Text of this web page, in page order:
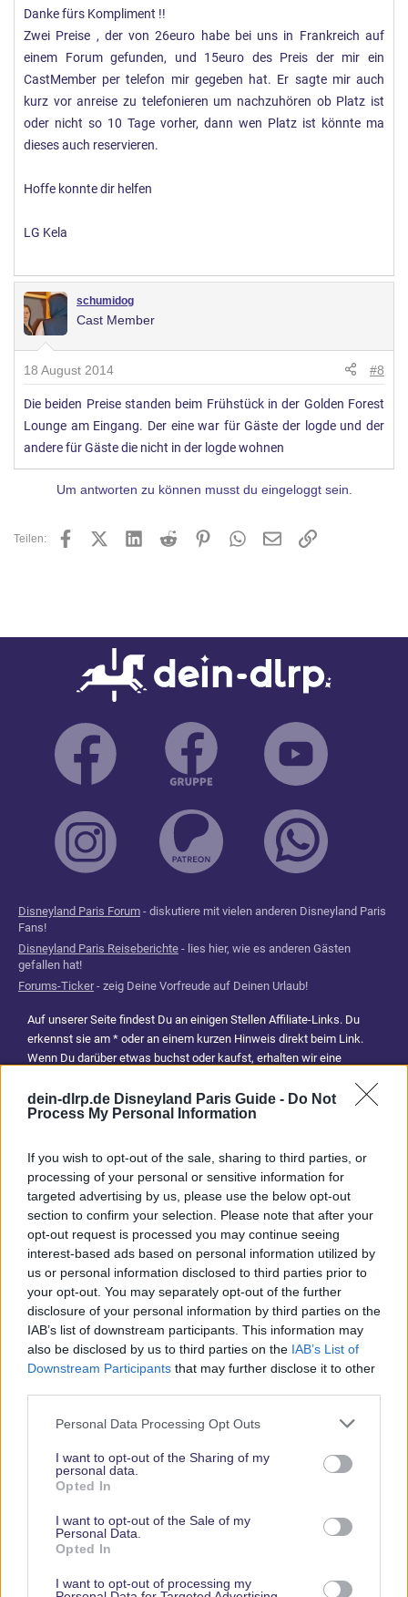
dein-dlrp.de Disneyland Paris Guide - Do Not
Process My Personal Information
If you wish to opt-out of the sale, sharing to third parties, or
processing of your personal or sensitive information for
targeted advertising by us, please use the below opt-out
section to confirm your selection. Please note that after your
opt-out request is processed you may continue seeing
interest-based ads based on personal information utilized by
us or personal information disclosed to third parties prior to
your opt-out. You may separately opt-out of the further
disclosure of your personal information by third parties on the
IAB’s list of downstream participants. This information may
also be disclosed by us to third parties on the IAB’s List of
Downstream Participants that may further disclose it to other
Personal Data Processing Opt Outs
I want to opt-out of the Sharing of my
personal data.
Opted In
I want to opt-out of the Sale of my
Personal Data.
Opted In
I want to opt-out of processing my
Danke fürs Kompliment !!
Zwei Preise , der von 26euro habe bei uns in Frankreich auf
einem Forum gefunden, und 15euro des Preis der mir ein
CastMember per telefon mir gegeben hat. Er sagte mir auch
kurz vor anreise zu telefonieren um nachzuhören ob Platz ist
oder nicht so 10 Tage vorher, dann wen Platz ist könnte ma
dieses auch reservieren.
Hoffe konnte dir helfen
LG Kela
schumidog
Cast Member
18 August 2014 #8
Die beiden Preise standen beim Frühstück in der Golden Forest
Lounge am Eingang. Der eine war für Gäste der logde und der
andere für Gäste die nicht in der logde wohnen
Um antworten zu können musst du eingeloggt sein.
Teilen: FacebookX (Twitter)LinkedInReddit PinterestWhatsApp
E-MailLink
Disneyland Paris Forum - diskutiere mit vielen anderen Disneyland Paris
Fans!
Disneyland Paris Reiseberichte - lies hier, wie es anderen Gästen
gefallen hat!
Forums-Ticker- zeig Deine Vorfreude auf Deinen Urlaub!
Auf unserer Seite findest Du an einigen Stellen Affiliate-Links. Du
erkennst sie am * oder an einem kurzen Hinweis direkt beim Link.
Wenn Du darüber etwas buchst oder kaufst, erhalten wir eine
Du uns, unsere Reiseführer, Tipps und Planungsinhalte weiterhin
kostenlos anzubieten. Vielen Dank für Deine Unterstützung.
Abonniere jetzt unsere magischen News aus den
Parks
Keine Angebote verpassen
Aktuelle News
Spannende Lesetipps
Gratis und jederzeit kündbar
dass Du unsere
Schau